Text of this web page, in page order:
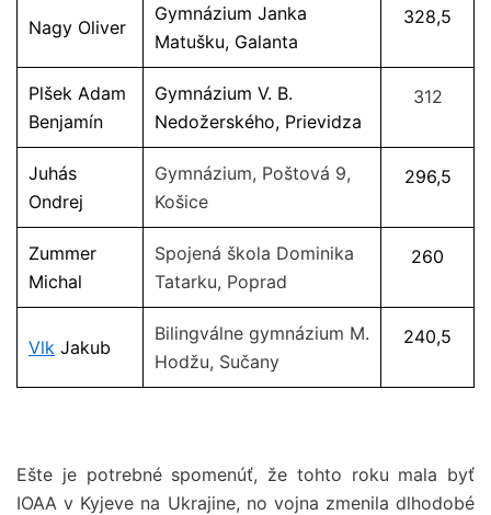
Nagy Oliver
Gymnázium Janka
Matušku, Galanta
328,5
Plšek Adam
Benjamín
Gymnázium V. B.
Nedožerského, Prievidza
312
Juhás
Ondrej
Gymnázium, Poštová 9,
Košice
296,5
Zummer
Michal
Spojená škola Dominika
Tatarku, Poprad
260
Vlk Jakub
Bilingválne gymnázium M.
Hodžu, Sučany
240,5
Ešte je potrebné spomenúť, že tohto roku mala byť
IOAA v Kyjeve na Ukrajine, no vojna zmenila dlhodobé